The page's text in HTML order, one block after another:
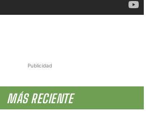
Publicidad
MÁS RECIENTE